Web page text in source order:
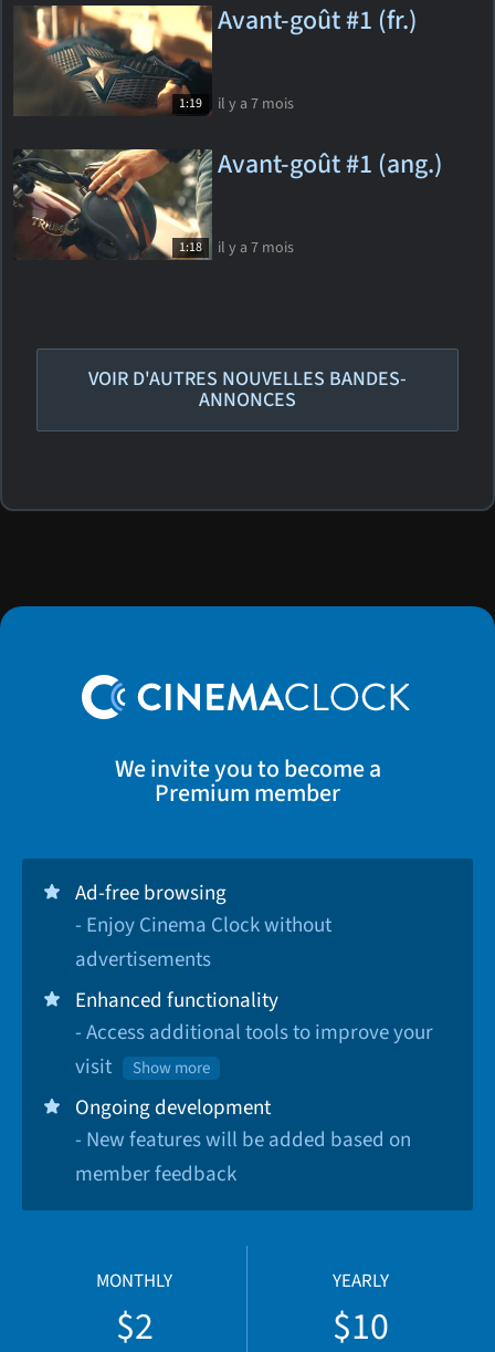
1:19
Avant-goût #1 (fr.)
il y a 7 mois
1:18
Avant-goût #1 (ang.)
il y a 7 mois
VOIR D'AUTRES NOUVELLES BANDES-
ANNONCES
We invite you to become a
Premium member
Ad-free browsing
- Enjoy Cinema Clock without
advertisements
Enhanced functionality
- Access additional tools to improve your
visit
Show more
Ongoing development
- New features will be added based on
member feedback
MONTHLY
$2
YEARLY
$10